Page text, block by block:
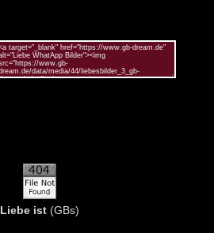
Liebe ist(GBs)